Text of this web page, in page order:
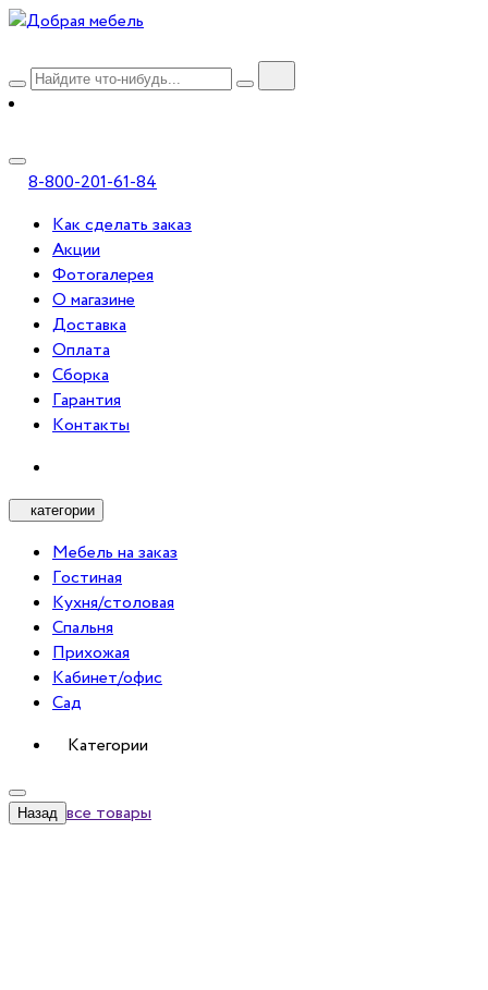
8-800-201-61-84
Как сделать заказ
Акции
Фотогалерея
О магазине
Доставка
Оплата
Сборка
Гарантия
Контакты
категории
Мебель на заказ
Гостиная
Кухня/столовая
Спальня
Прихожая
Кабинет/офис
Сад
Категории
Назад все товары